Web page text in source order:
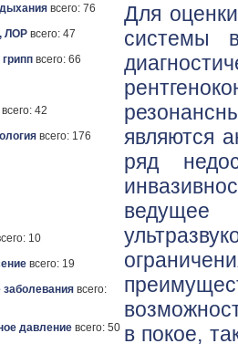
всего: 76
ЛОР всего: 47
всего: 66
всего: 42
всего: 176
10
всего: 19
всего:
давление всего: 50
Для
системы
являются
ряд
ведущее
в покое,